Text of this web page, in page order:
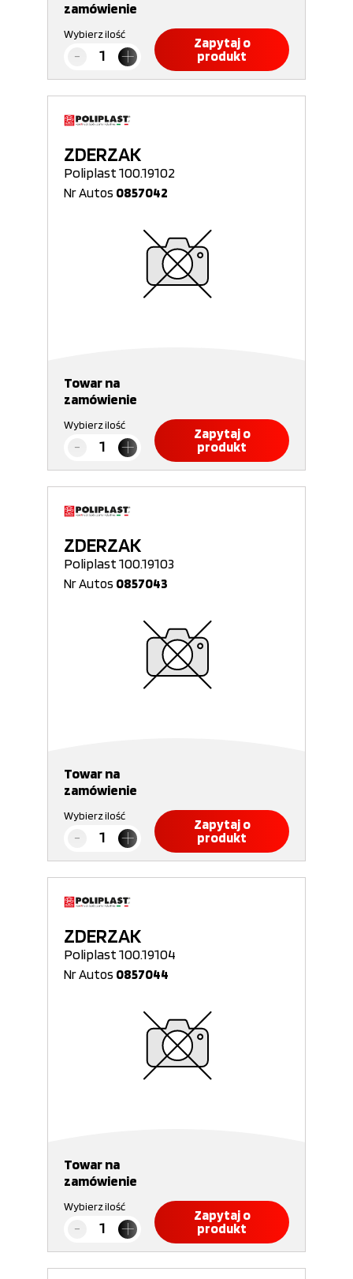
zamówienie
Wybierz ilość
Zapytaj o
produkt
ZDERZAK
Poliplast 100.19102
Nr Autos 0857042
Towar na
zamówienie
Wybierz ilość
Zapytaj o
produkt
ZDERZAK
Poliplast 100.19103
Nr Autos 0857043
Towar na
zamówienie
Wybierz ilość
Zapytaj o
produkt
ZDERZAK
Poliplast 100.19104
Nr Autos 0857044
Towar na
zamówienie
Wybierz ilość
Zapytaj o
produkt